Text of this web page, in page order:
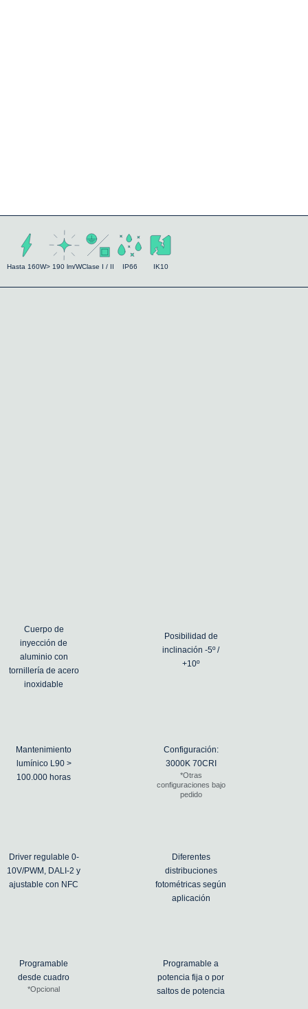
Hasta 160W> 190 lm/WClase I / II IP66 IK10
Cuerpo de
inyección de
aluminio con
tornillería de acero
inoxidable
Posibilidad de
inclinación -5º /
+10º
Mantenimiento
lumínico L90 >
100.000 horas
Configuración:
3000K 70CRI
*Otras
configuraciones bajo
pedido
Driver regulable 0-
10V/PWM, DALI-2 y
ajustable con NFC
Diferentes
distribuciones
fotométricas según
aplicación
Programable
desde cuadro
*Opcional
Programable a
potencia fija o por
saltos de potencia